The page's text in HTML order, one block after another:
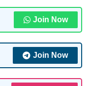
Join Now
Join Now